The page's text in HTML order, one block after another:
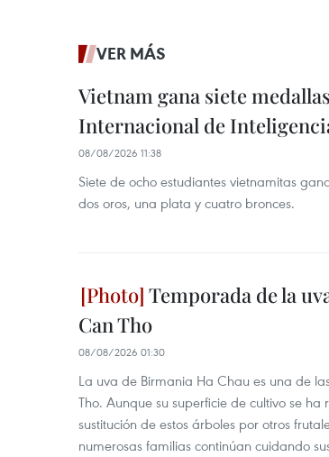
VER MÁS
Vietnam gana siete
Internacional de
08/08/2026 11:38
Siete de ocho estudiantes vietnamitas
dos oros, una plata y cuatro bronces.
Temporada de la
Can Tho
08/08/2026 01:30
La uva de Birmania Ha Chau es una de
Tho. Aunque su superficie de cultivo se
sustitución de estos árboles por otros
numerosas familias continúan cuidando